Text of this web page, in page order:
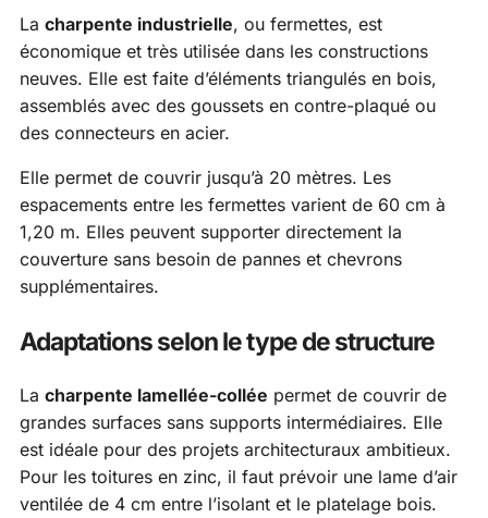
La charpente industrielle, ou fermettes, est
économique et très utilisée dans les constructions
neuves. Elle est faite d’éléments triangulés en bois,
assemblés avec des goussets en contre-plaqué ou
des connecteurs en acier.
Elle permet de couvrir jusqu’à 20 mètres. Les
espacements entre les fermettes varient de 60 cm à
1,20 m. Elles peuvent supporter directement la
couverture sans besoin de pannes et chevrons
supplémentaires.
Adaptations selon le type de structure
La charpente lamellée-collée permet de couvrir de
grandes surfaces sans supports intermédiaires. Elle
est idéale pour des projets architecturaux ambitieux.
Pour les toitures en zinc, il faut prévoir une lame d’air
ventilée de 4 cm entre l’isolant et le platelage bois.